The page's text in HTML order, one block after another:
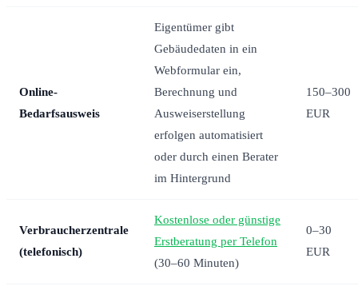
Online-
Bedarfsausweis
Eigentümer gibt
Gebäudedaten in ein
Webformular ein,
Berechnung und
Ausweiserstellung
erfolgen automatisiert
oder durch einen Berater
im Hintergrund
150–300
EUR
Verbraucherzentrale
(telefonisch)
Kostenlose oder günstige
Erstberatung per Telefon
(30–60 Minuten)
0–30
EUR